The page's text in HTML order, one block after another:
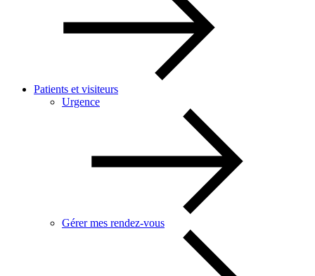
Patients et visiteurs
Urgence
Gérer mes rendez-vous